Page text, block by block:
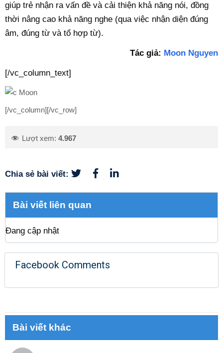
giúp trẻ nhận ra vấn đề và cải thiện khả năng nói, đồng
thời nâng cao khả năng nghe (qua việc nhận diện đúng
âm, đúng từ và tổ hợp từ).
Tác giả: Moon Nguyen
[/vc_column_text]
[/vc_column][/vc_row]
Lượt xem: 4.967
Chia sẻ bài viết:
Bài viết liên quan
Đang cập nhật
Facebook Comments
Bài viết khác